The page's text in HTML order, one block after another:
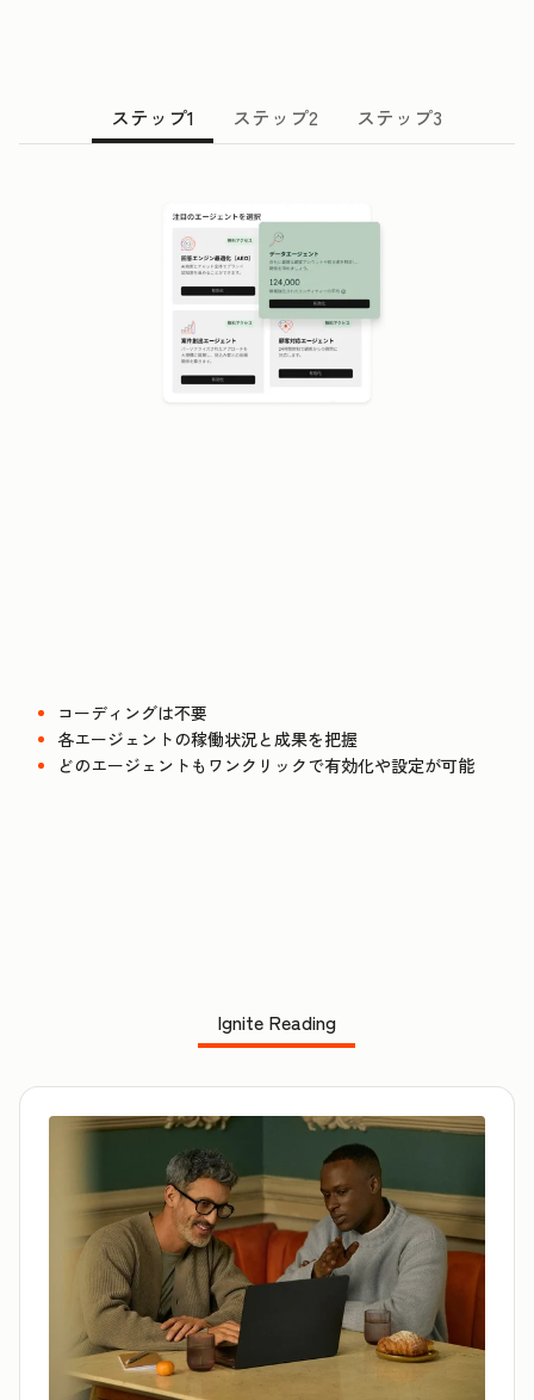
ステップ1 ステップ2 ステップ3
コーディングは不要
各エージェントの稼働状況と成果を把握
どのエージェントもワンクリックで有効化や設定が可能
Ignite Reading